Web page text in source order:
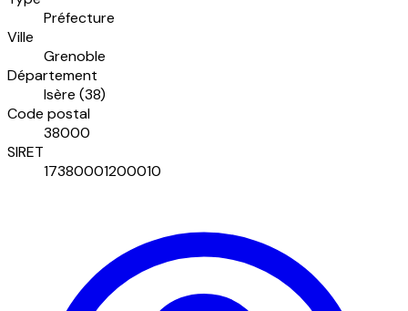
Préfecture
Ville
Grenoble
Département
Isère (38)
Code postal
38000
SIRET
17380001200010